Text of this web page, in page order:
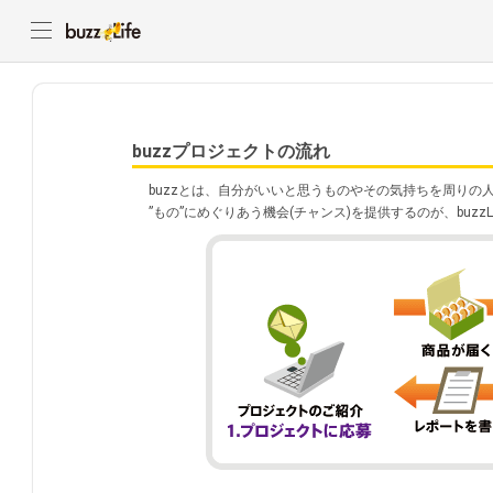
buzzプロジェクトの流れ
buzzとは、自分がいいと思うものやその気持ちを周りの
”もの”にめぐりあう機会(チャンス)を提供するのが、